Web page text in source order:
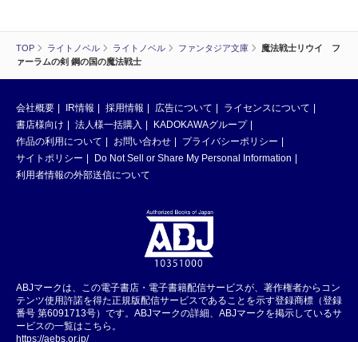
TOP ライトノベル ライトノベル ファンタジア文庫
魔法戦士リウイ フ
ァーラムの剣 鋼の国の魔法戦士
会社概要 IR情報 採用情報 広告について
ライセンスについて
書店様向け
法人様一括購入
KADOKAWAグループ
作品の利用について
お問い合わせ
プライバシーポリシー
サイトポリシー
Do Not Sell or Share My Personal Information
利用者情報の外部送信について
ABJマークは、この電子書店・電子書籍配信サービスが、著作権者からコン
テンツ使用許諾を得た正規版配信サービスであることを示す登録商標（登録
番号 第6091713号）です。ABJマークの詳細、ABJマークを掲示しているサ
ービスの一覧はこちら。
https://aebs.or.jp/